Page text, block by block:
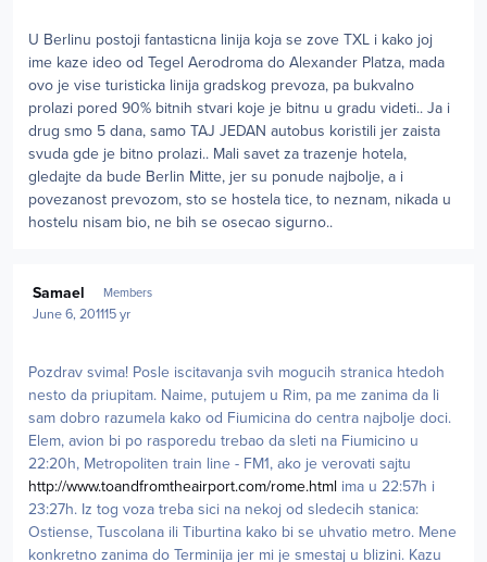
U Berlinu postoji fantasticna linija koja se zove TXL i kako joj
ime kaze ideo od Tegel Aerodroma do Alexander Platza, mada
ovo je vise turisticka linija gradskog prevoza, pa bukvalno
prolazi pored 90% bitnih stvari koje je bitnu u gradu videti.. Ja i
drug smo 5 dana, samo TAJ JEDAN autobus koristili jer zaista
svuda gde je bitno prolazi.. Mali savet za trazenje hotela,
gledajte da bude Berlin Mitte, jer su ponude najbolje, a i
povezanost prevozom, sto se hostela tice, to neznam, nikada u
hostelu nisam bio, ne bih se osecao sigurno..
Samael Members
June 6, 201115 yr
Pozdrav svima! Posle iscitavanja svih mogucih stranica htedoh
nesto da priupitam. Naime, putujem u Rim, pa me zanima da li
sam dobro razumela kako od Fiumicina do centra najbolje doci.
Elem, avion bi po rasporedu trebao da sleti na Fiumicino u
22:20h, Metropoliten train line - FM1, ako je verovati sajtu
http://www.toandfromtheairport.com/rome.html ima u 22:57h i
23:27h. Iz tog voza treba sici na nekoj od sledecih stanica:
Ostiense, Tuscolana ili Tiburtina kako bi se uhvatio metro. Mene
konkretno zanima do Terminija jer mi je smestaj u blizini. Kazu